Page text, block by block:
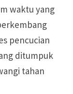
waktu yang
pencucian
ditumpuk
tahan